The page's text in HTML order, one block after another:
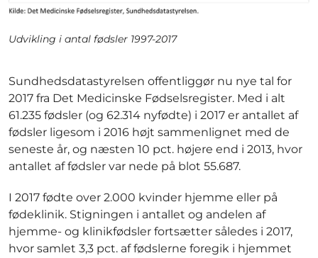
Udvikling i antal fødsler 1997-2017
Sundhedsdatastyrelsen offentliggør nu nye tal for
2017 fra Det Medicinske Fødselsregister. Med i alt
61.235 fødsler (og 62.314 nyfødte) i 2017 er antallet af
fødsler ligesom i 2016 højt sammenlignet med de
seneste år, og næsten 10 pct. højere end i 2013, hvor
antallet af fødsler var nede på blot 55.687.
I 2017 fødte over 2.000 kvinder hjemme eller på
fødeklinik. Stigningen i antallet og andelen af
hjemme- og klinikfødsler fortsætter således i 2017,
hvor samlet 3,3 pct. af fødslerne foregik i hjemmet